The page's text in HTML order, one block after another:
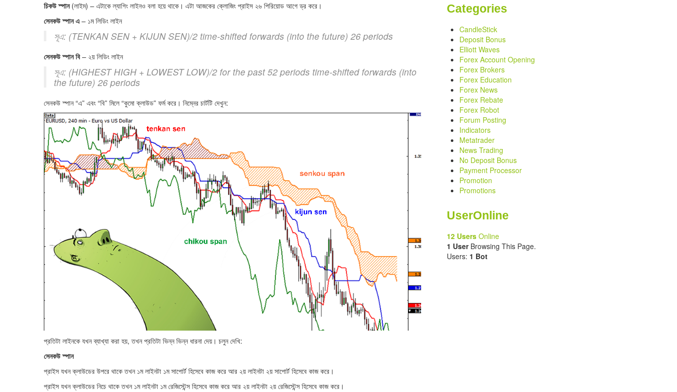
চিকউ স্পান(লাইম) – এটাকে ল্যাগিং লাইনও বলা হয়ে থাকে। এটা আজকের ক্লোজিং প্রাইস ২৬ পিরিয়োড আগে ড্র করে।
সেনকউ স্পান এ – ১ম লিডিং লাইন
সূএ: (TENKAN SEN + KIJUN SEN)/2 time-shifted forwards (into the future) 26 periods
সেনকউ স্পান বি – ২য় লিডিং লাইন
সূএ: (HIGHEST HIGH + LOWEST LOW)/2 for the past 52 periods time-shifted forwards (into
the future) 26 periods
সেনকউ স্পান “এ” এবং “বি” মিলে “কুমো ক্লাউড” ফর্ম করে। নিম্নের চার্টটি দেখুন:
প্রতিটা লাইনকে যখন ব্যাখ্যা করা হয়, তখন প্রতিটা ভিন্ন ভিন্ন ধারনা দেয়। চলুন দেখি:
সেনকউ স্পান
প্রাইস যখন ক্লাউডের উপরে থাকে তখন ১ম লাইনটা ১ম সাপোর্ট হিসেবে কাজ করে আর ২য় লাইনটা ২য় সাপোর্ট হিসেবে কাজ করে।
প্রাইস যখন ক্লাউডের নিচে থাকে তখন ১ম লাইনটা ১ম রেজিস্টেন্স হিসেবে কাজ করে আর ২য় লাইনটা ২য় রেজিস্টেন্স হিসেবে কাজ করে।
Categories
CandleStick
Deposit Bonus
Elliott Waves
Forex Account Opening
Forex Brokers
Forex Education
Forex News
Forex Rebate
Forex Robot
Forum Posting
Indicators
Metatrader
News Trading
No Deposit Bonus
Payment Processor
Promotion
Promotions
UserOnline
12 Users Online
1 UserBrowsing This Page.
Users: 1 Bot